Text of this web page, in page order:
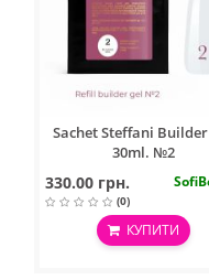
Sachet Steffani Builder
30ml. №2
330.00 грн.
(0)
КУПИТИ